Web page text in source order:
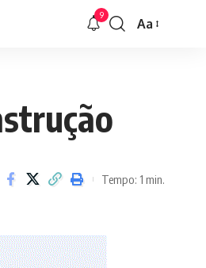
9
Font
Aa
Tempo: 1 min.